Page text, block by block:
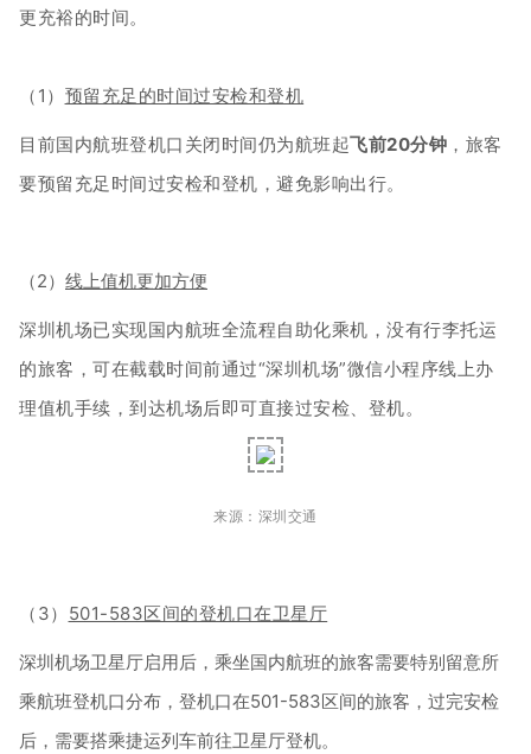
更充裕的时间。
（1） 预留充足的时间过安检和登机
目前国内航班登机口关闭时间仍为航班起飞前20分钟 ，旅客
要预留充足时间过安检和登机，避免影响出行。
（2） 线上值机更加方便
深圳机场已实现国内航班全流程自助化乘机，没有行李托运
的旅客，可在截载时间前通过“深圳机场”微信小程序线上办
理值机手续，到达机场后即可直接过安检、登机。
来源：深圳交通
（3） 501-583区间的登机口在卫星厅
深圳机场卫星厅启用后，乘坐国内航班的旅客需要特别留意所
乘航班登机口分布，登机口在501-583区间的旅客，过完安检
后，需要搭乘捷运列车前往卫星厅登机。